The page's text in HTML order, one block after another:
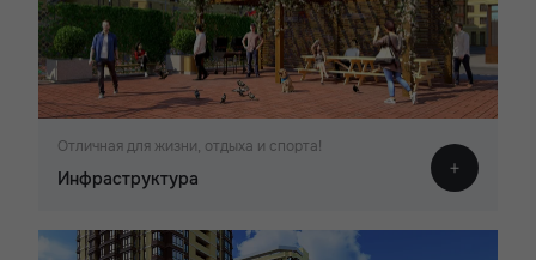
Отличная для жизни, отдыха и спорта!
Инфраструктура